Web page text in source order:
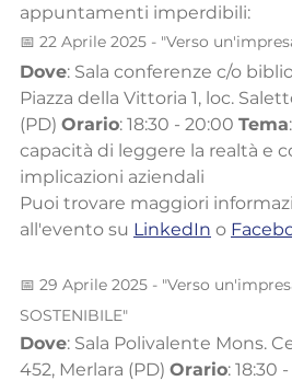
appuntamenti imperdibili:
📅 22 Aprile 2025 - "Verso
Dove: Sala conferenze c/o
Piazza della Vittoria 1, loc.
(PD) Orario: 18:30 - 20:00 Tema
capacità di leggere la realtà e
implicazioni aziendali
Puoi trovare maggiori
all'evento su LinkedIn o
📅 29 Aprile 2025 - "Verso
SOSTENIBILE"
Dove: Sala Polivalente Mons.
452, Merlara (PD) Orario: 18:30